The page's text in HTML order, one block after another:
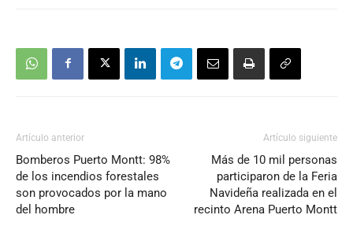
Artículo anterior
Bomberos Puerto Montt: 98%
de los incendios forestales
son provocados por la mano
del hombre
Artículo siguiente
Más de 10 mil personas
participaron de la Feria
Navideña realizada en el
recinto Arena Puerto Montt